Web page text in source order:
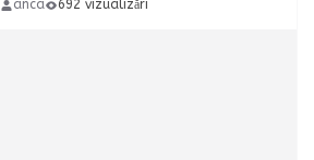
anca 692 vizualizări